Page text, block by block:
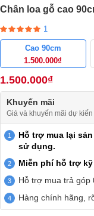
Chân loa gỗ cao
1
Cao 90cm
1.500.000₫
1.500.000₫
Khuyến mãi
Giá và khuyến mãi dự
Hỗ trợ mua lại
sử dụng.
Miễn phí hỗ trợ
Hỗ trợ mua trả góp
Hàng chính hãng,